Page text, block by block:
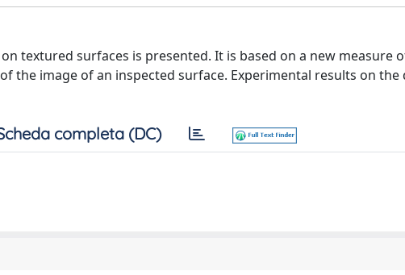
textured surfaces is presented. It is based on a new measure
the image of an inspected surface. Experimental results on the
completa (DC)